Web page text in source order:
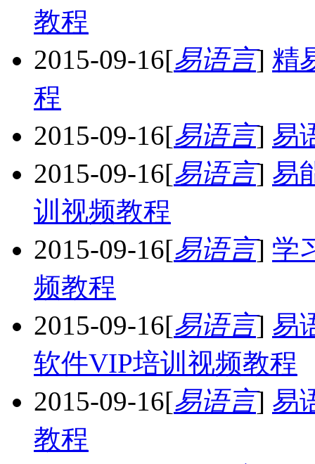
教程
2015-09-16[易语言] 精
程
2015-09-16[易语言] 易
2015-09-16[易语言] 易
训视频教程
2015-09-16[易语言] 学
频教程
2015-09-16[易语言] 易
软件VIP培训视频教程
2015-09-16[易语言] 易
教程